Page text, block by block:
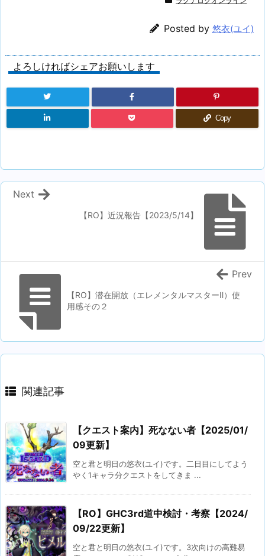
Posted by 悠衣(ユイ)
よろしければシェアお願いします
Copy
【RO】近況報告【2023/5/14】
Next
【RO】潜在開放（エレメンタルマスターⅡ）使
用感その２
Prev
関連記事
【クエスト案内】死なない者【2025/01/
09更新】
空と君と明日の悠衣(ユイ)です。二日目にしてよう
やく1キャラ分クエストをしてきま ...
【RO】GHC3rd道中検討・考察【2024/
09/22更新】
空と君と明日の悠衣(ユイ)です。3次向けの高難易